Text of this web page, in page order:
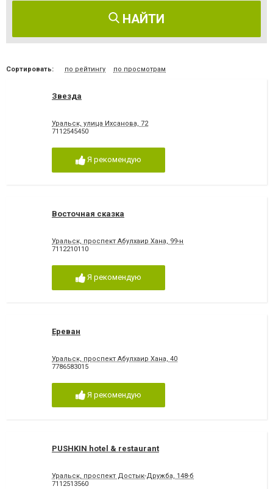
НАЙТИ
Сортировать: по рейтингу по просмотрам
Звезда
Уральск, улица Ихсанова, 72
7112545450
Я рекомендую
Восточная сказка
Уральск, проспект Абулхаир Хана, 99-н
7112210110
Я рекомендую
Ереван
Уральск, проспект Абулхаир Хана, 40
7786583015
Я рекомендую
PUSHKIN hotel & restaurant
Уральск, проспект Достык-Дружба, 148-б
7112513560